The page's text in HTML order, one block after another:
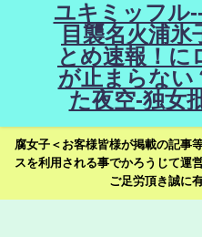
ユキミッフル
目襲名火浦氷
とめ速報！に
が止まらない
た夜空-独女
腐女子＜お客様皆様が掲載の記事
スを利用される事でかろうじて運
ご足労頂き誠に